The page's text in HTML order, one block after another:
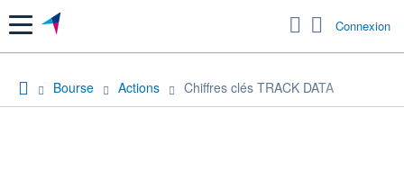
Menu Connexion
Bourse Actions Chiffres clés TRACK DATA